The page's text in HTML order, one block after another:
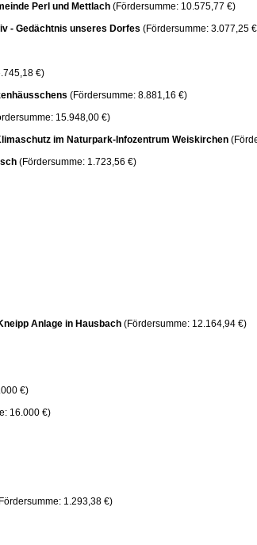
Perl und Mettlach (Fördersumme: 10.575,77 €)
- Gedächtnis unseres Dorfes (Fördersumme: 3.077,25
€)
(Fördersumme: 8.881,16 €)
15.948,00 €)
im Naturpark-Infozentrum Weiskirchen
(Fördersumme: 1.723,56 €)
Anlage in Hausbach (Fördersumme: 12.164,94 €)
€)
16.000 €)
1.293,38 €)